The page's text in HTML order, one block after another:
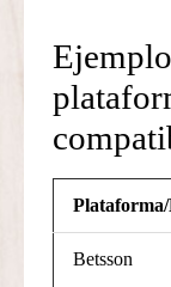
Betsson